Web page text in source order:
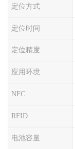
定位方式
定位时间
定位精度
应用环境
NFC
RFID
电池容量